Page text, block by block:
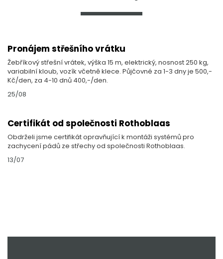
Pronájem střešního vrátku
Žebříkový střešní vrátek, výška 15 m, elektrický, nosnost 250 kg,
variabilní kloub, vozík včetně klece. Půjčovné za 1-3 dny je 500,-
Kč/den, za 4-10 dnů 400,-/den.
25/08
Certifikát od společnosti Rothoblaas
Obdrželi jsme certifikát opravňující k montáži systémů pro
zachycení pádů ze střechy od společnosti Rothoblaas.
13/07